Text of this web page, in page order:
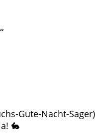
Gute-Nacht-
🐇